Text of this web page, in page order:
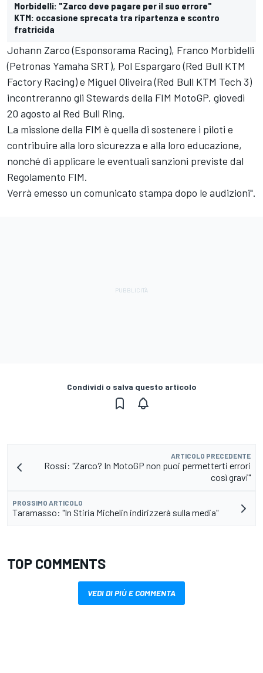
Morbidelli: "Zarco deve pagare per il suo errore"
KTM: occasione sprecata tra ripartenza e scontro
fratricida
Johann Zarco (Esponsorama Racing), Franco Morbidelli
(Petronas Yamaha SRT), Pol Espargaro (Red Bull KTM
Factory Racing) e Miguel Oliveira (Red Bull KTM Tech 3)
incontreranno gli Stewards della FIM MotoGP, giovedì
20 agosto al Red Bull Ring.
La missione della FIM è quella di sostenere i piloti e
contribuire alla loro sicurezza e alla loro educazione,
nonché di applicare le eventuali sanzioni previste dal
Regolamento FIM.
Verrà emesso un comunicato stampa dopo le audizioni".
Condividi o salva questo articolo
ARTICOLO PRECEDENTE
Rossi: "Zarco? In MotoGP non puoi permetterti errori
così gravi"
PROSSIMO ARTICOLO
Taramasso: "In Stiria Michelin indirizzerà sulla media"
TOP COMMENTS
VEDI DI PIÙ E COMMENTA